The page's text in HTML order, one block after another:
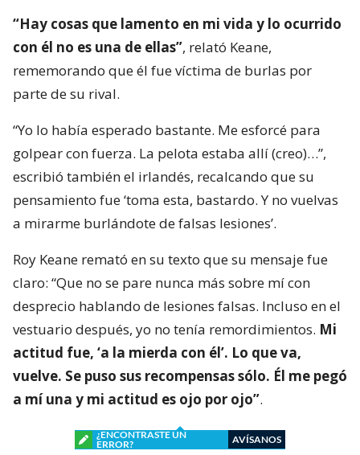
“Hay cosas que lamento en mi vida y lo ocurrido
con él no es una de ellas”, relató Keane,
rememorando que él fue víctima de burlas por
parte de su rival.
“Yo lo había esperado bastante. Me esforcé para
golpear con fuerza. La pelota estaba allí (creo)…”,
escribió también el irlandés, recalcando que su
pensamiento fue ‘toma esta, bastardo. Y no vuelvas
a mirarme burlándote de falsas lesiones’.
Roy Keane remató en su texto que su mensaje fue
claro: “Que no se pare nunca más sobre mí con
desprecio hablando de lesiones falsas. Incluso en el
vestuario después, yo no tenía remordimientos. Mi
actitud fue, ‘a la mierda con él’. Lo que va,
vuelve. Se puso sus recompensas sólo. Él me pegó
a mí una y mi actitud es ojo por ojo”.
¿ENCONTRASTE UN
ERROR?
AVÍSANOS